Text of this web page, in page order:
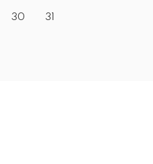
30 31